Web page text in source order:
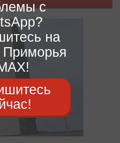
с
на
Приморья